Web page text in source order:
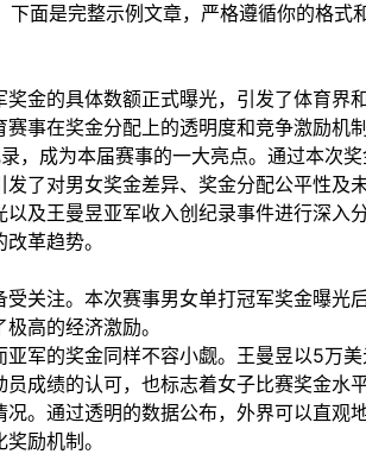
下面是完整示例文章，严格遵循你的格式
金的具体数额正式曝光，引发了体育界
事在奖金分配上的透明度和竞争激励机
，成为本届赛事的一大亮点。通过本次
了对男女奖金差异、奖金分配公平性及
及王曼昱亚军收入创纪录事件进行深入
革趋势。
关注。本次赛事男女单打冠军奖金曝光
高的经济激励。
军的奖金同样不容小觑。王曼昱以5万
成绩的认可，也标志着女子比赛奖金水平
。通过透明的数据公布，外界可以直观
励机制。